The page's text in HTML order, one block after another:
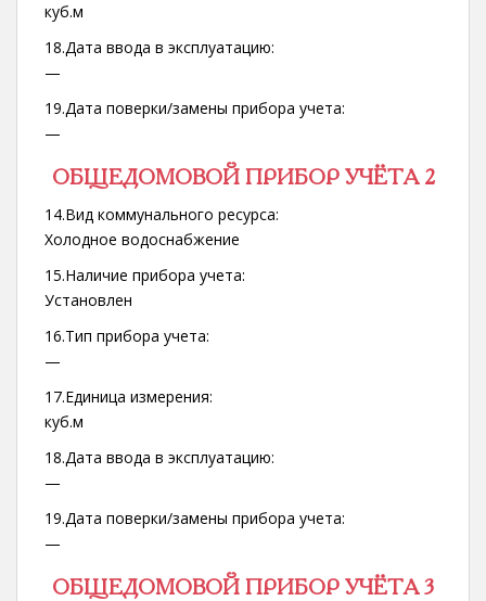
куб.м
18.Дата ввода в эксплуатацию:
—
19.Дата поверки/замены прибора учета:
—
ОБЩЕДОМОВОЙ ПРИБОР УЧЁТА 2
14.Вид коммунального ресурса:
Холодное водоснабжение
15.Наличие прибора учета:
Установлен
16.Тип прибора учета:
—
17.Единица измерения:
куб.м
18.Дата ввода в эксплуатацию:
—
19.Дата поверки/замены прибора учета:
—
ОБЩЕДОМОВОЙ ПРИБОР УЧЁТА 3